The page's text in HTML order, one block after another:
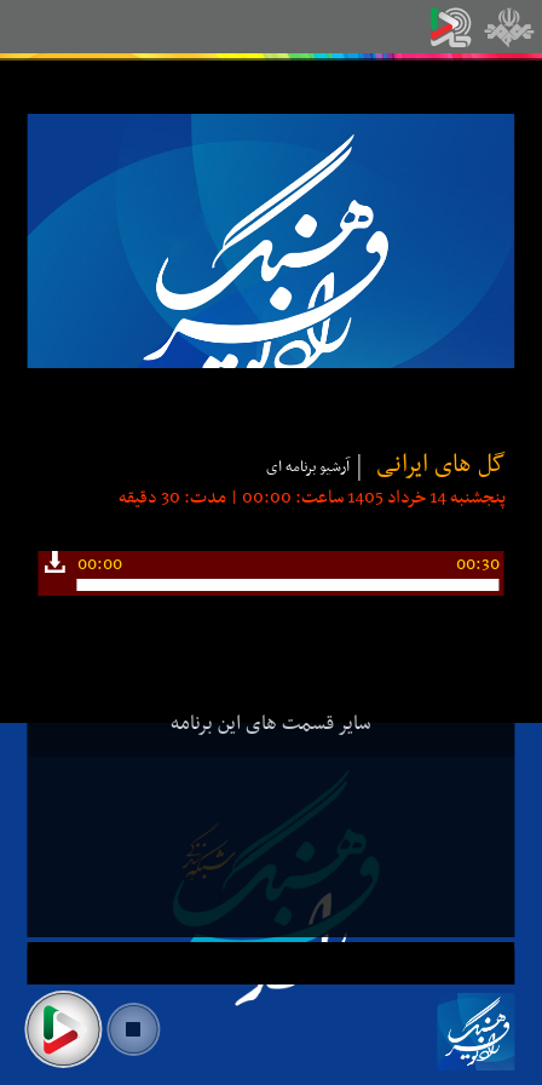
گل های ایرانی آرشیو برنامه ای
پنجشنبه 14 خرداد 1405 ساعت: 00:00 | مدت: 30 دقیقه
00:00 00:30
سایر قسمت های این برنامه